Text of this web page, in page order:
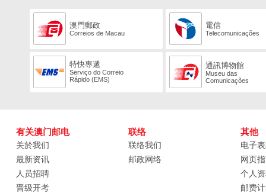
澳門郵政
Correios de Macau
電信
Telecomunicações
特快專遞
Serviço do Correio
Rápido (EMS)
通訊博物館
Museu das
Comunicações
有关澳门邮电
关於我们
最新资讯
人员招聘
晋级开考
联络
联络我们
邮政网络
其他
电子
网页
个人
邮费